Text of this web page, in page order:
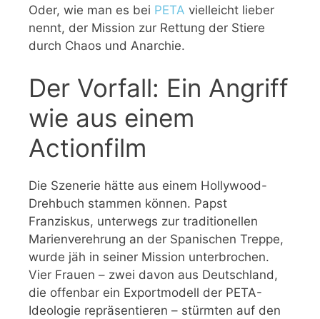
Oder, wie man es bei PETA vielleicht lieber
nennt, der Mission zur Rettung der Stiere
durch Chaos und Anarchie.
Der Vorfall: Ein Angriff
wie aus einem
Actionfilm
Die Szenerie hätte aus einem Hollywood-
Drehbuch stammen können. Papst
Franziskus, unterwegs zur traditionellen
Marienverehrung an der Spanischen Treppe,
wurde jäh in seiner Mission unterbrochen.
Vier Frauen – zwei davon aus Deutschland,
die offenbar ein Exportmodell der PETA-
Ideologie repräsentieren – stürmten auf den